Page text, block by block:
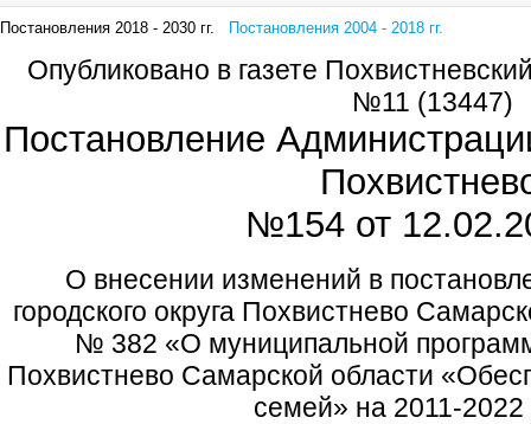
Постановления 2018 - 2030 гг. Постановления 2004 - 2018 гг.
Опубликовано в газете
№11 (13447)
Постановление
№154 от
О внесении изменений в
городского округа Похвистнево
№ 382 «О муниципальной
Похвистнево Самарской области
семей» на 2011-2022